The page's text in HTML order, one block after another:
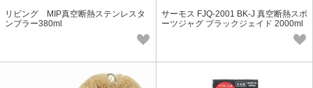
リビング MIP真空断熱ステンレスタ
ンブラー380ml
サーモス FJQ-2001 BK-J 真空断熱スポ
ーツジャグ ブラックジェイド 2000ml